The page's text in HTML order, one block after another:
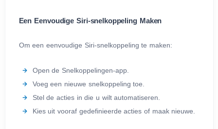
Een Eenvoudige Siri-snelkoppeling Maken
Om een eenvoudige Siri-snelkoppeling te maken:
Open de Snelkoppelingen-app.
Voeg een nieuwe snelkoppeling toe.
Stel de acties in die u wilt automatiseren.
Kies uit vooraf gedefinieerde acties of maak nieuwe.